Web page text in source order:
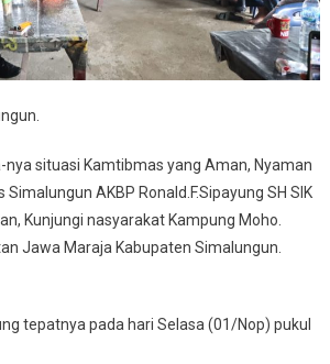
nya situasi Kamtibmas yang Aman, Nyaman
AKBP Ronald.F.Sipayung SH SIK
Kunjungi nasyarakat Kampung Moho.
Jawa Maraja Kabupaten Simalungun.
tepatnya pada hari Selasa (01/Nop) pukul